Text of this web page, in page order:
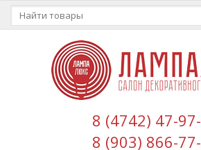
8 (4742) 47-
8 (903) 866-